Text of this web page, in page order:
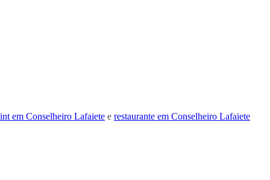
em Conselheiro Lafaiete e restaurante em Conselheiro Lafaiete